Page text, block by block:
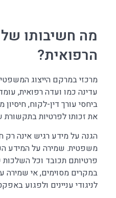
מה חשיבותו של
הרפואית?
מרכזי במרקם הייצוג
עדינה כמו ועדה רפואית,
ביחסי עורך דין-לקוח,
את זכותו לפרטיות בתקשורת
הגנה על מידע רגיש אינה
משפטית. שמירה על המידע
פרטיותם תכובד וכל השלכות
במקרים מסוימים, אי שמירה
לניגודי עניינים ולפגוע